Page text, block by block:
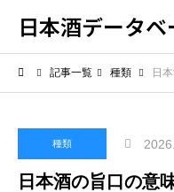
日本酒データベ
記事一覧 種類 日本
種類
日本酒の旨口の意